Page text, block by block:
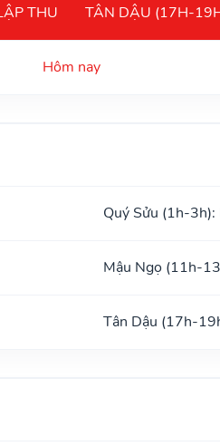
THU
TÂN DẬU (17H-
Hôm nay
Quý Sửu (1h-3h):
Mậu Ngọ (11h-
Tân Dậu (17h-